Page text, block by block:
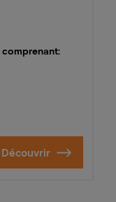
Découvrir